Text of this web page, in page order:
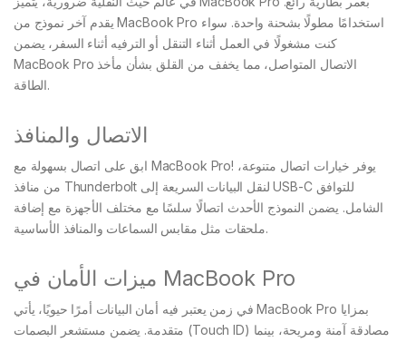
يقدم آخر نموذج من MacBook Pro استخدامًا مطولًا بشحنة واحدة. سواء
كنت مشغولًا في العمل أثناء التنقل أو الترفيه أثناء السفر، يضمن
MacBook Pro الاتصال المتواصل، مما يخفف من القلق بشأن مأخذ
الطاقة.
الاتصال والمنافذ
ابق على اتصال بسهولة مع MacBook Pro! يوفر خيارات اتصال متنوعة،
من منافذ Thunderbolt لنقل البيانات السريعة إلى USB-C للتوافق
الشامل. يضمن النموذج الأحدث اتصالًا سلسًا مع مختلف الأجهزة مع إضافة
ملحقات مثل مقابس السماعات والمنافذ الأساسية.
ميزات الأمان في MacBook Pro
في زمن يعتبر فيه أمان البيانات أمرًا حيويًا، يأتي MacBook Pro بمزايا
متقدمة. يضمن مستشعر البصمات (Touch ID) مصادقة آمنة ومريحة، بينما